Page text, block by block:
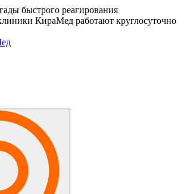
быстрого реагирования
КираМед работают круглосуточно